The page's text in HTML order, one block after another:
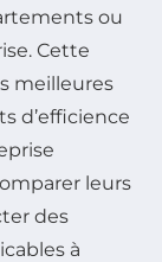
ou
Cette
meilleures
d’efficience
leurs
des
à